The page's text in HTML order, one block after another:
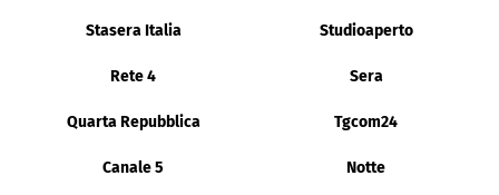
Stasera Italia Studioaperto
Rete 4 Sera
Quarta Repubblica Tgcom24
Canale 5 Notte